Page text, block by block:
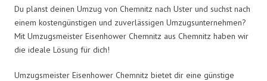
Du planst deinen Umzug von Chemnitz nach Uster und suchst nach
einem kostengünstigen und zuverlässigen Umzugsunternehmen?
Mit Umzugsmeister Eisenhower Chemnitz aus Chemnitz haben wir
die ideale Lösung für dich!
Umzugsmeister Eisenhower Chemnitz bietet dir eine günstige